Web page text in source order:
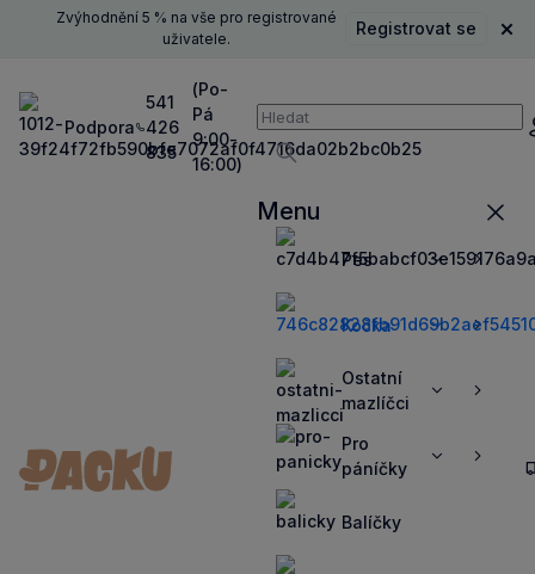
Zvýhodnění 5 % na vše pro registrované
uživatele.
Registrovat se
Podpora
541
426
835
(Po-
Pá
9:00-
16:00)
Vyhledávání
Vyhledávat
Menu
Pes
ZobrazitZobrazit
Kočka
ZobrazitZobrazit
Ostatní
mazlíčci
ZobrazitZobrazit
Pro
páníčky
ZobrazitZobrazit
Balíčky